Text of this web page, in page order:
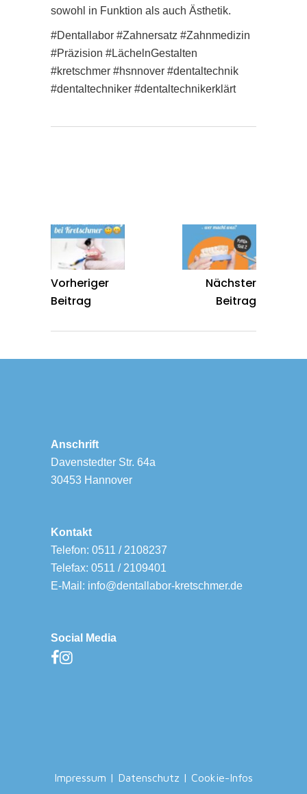
sowohl in Funktion als auch Ästhetik.
#Dentallabor #Zahnersatz #Zahnmedizin
#Präzision #LächelnGestalten
#kretschmer #hsnnover #dentaltechnik
#dentaltechniker #dentaltechnikerklärt
Vorheriger
Beitrag
Nächster
Beitrag
Anschrift
Davenstedter Str. 64a
30453 Hannover
Kontakt
Telefon: 0511 / 2108237
Telefax: 0511 / 2109401
E-Mail: info@dentallabor-kretschmer.de
Social Media
Impressum | Datenschutz | Cookie-Infos